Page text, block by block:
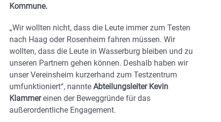
Kommune.
„Wir wollten nicht, dass die Leute immer zum Testen
nach Haag oder Rosenheim fahren müssen. Wir
wollten, dass die Leute in Wasserburg bleiben und zu
unseren Partnern gehen können. Deshalb haben wir
unser Vereinsheim kurzerhand zum Testzentrum
umfunktioniert“, nannte Abteilungsleiter Kevin
Klammereinen der Beweggründe für das
außerordentliche Engagement.